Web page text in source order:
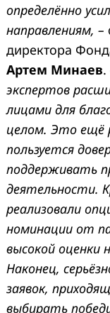
определённо
направлениям, –
директора
Артем Минаев.
экспертов
лицами для
целом. Это ещё
пользуется
поддерживать
деятельности.
реализовали
номинации от
высокой оценки
Наконец,
заявок,
выбирать